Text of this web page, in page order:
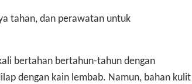
tahan, dan perawatan untuk
bertahan bertahun-tahun dengan
dengan kain lembab. Namun, bahan kulit